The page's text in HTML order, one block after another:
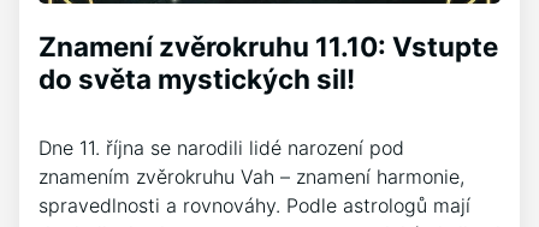
Znamení zvěrokruhu 11.10: Vstupte
do světa mystických sil!
Dne 11. října se narodili lidé narození pod
znamením zvěrokruhu Vah – znamení harmonie,
spravedlnosti a rovnováhy. Podle astrologů mají